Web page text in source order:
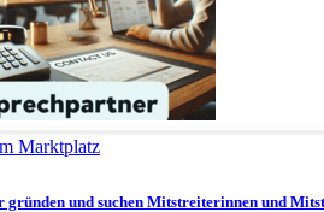
Marktplatz
gründen und suchen Mitstreiterinnen und